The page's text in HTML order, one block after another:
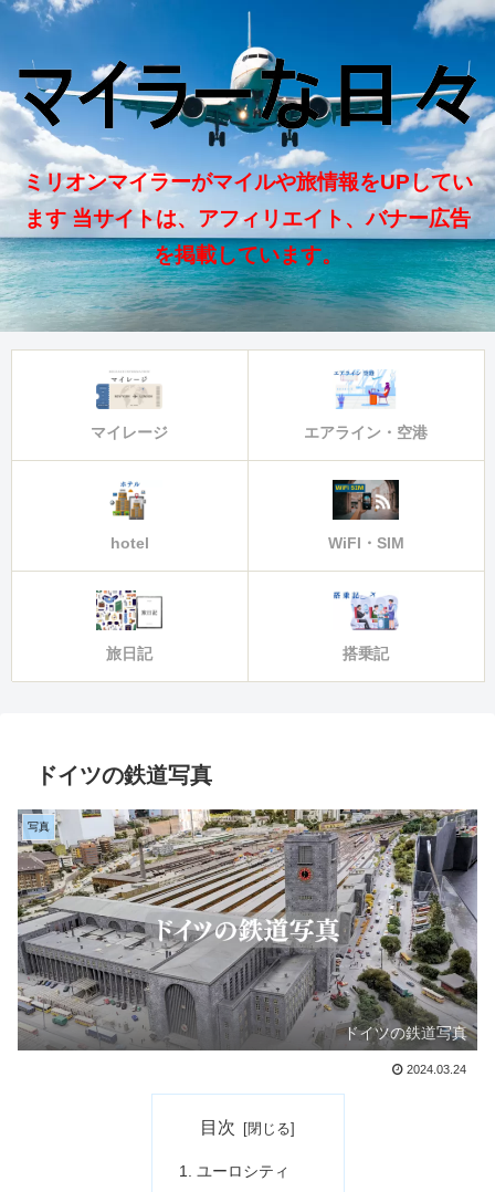
ミリオンマイラーがマイルや旅情報をUPしてい
ます 当サイトは、アフィリエイト、バナー広告
を掲載しています。
マイレージ エアライン・空港
hotel WiFI・SIM
旅日記 搭乗記
ドイツの鉄道写真
写真
ドイツの鉄道写真
2024.03.24
目次
ユーロシティ